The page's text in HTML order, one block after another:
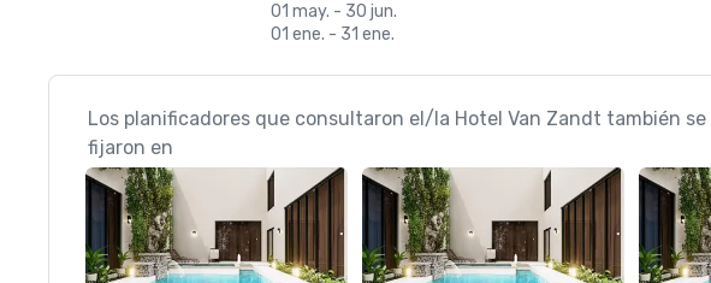
01 may. - 30 jun.
01 ene. - 31 ene.
Los planificadores que consultaron el/la Hotel Van Zandt también se
fijaron en